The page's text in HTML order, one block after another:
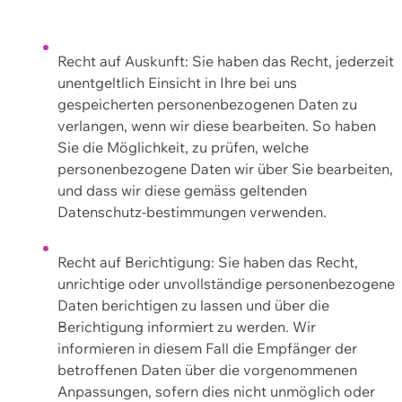
Recht auf Auskunft: Sie haben das Recht, jederzeit
unentgeltlich Einsicht in Ihre bei uns
gespeicherten personenbezogenen Daten zu
verlangen, wenn wir diese bearbeiten. So haben
Sie die Möglichkeit, zu prüfen, welche
personenbezogene Daten wir über Sie bearbeiten,
und dass wir diese gemäss geltenden
Datenschutz-bestimmungen verwenden.
Recht auf Berichtigung: Sie haben das Recht,
unrichtige oder unvollständige personenbezogene
Daten berichtigen zu lassen und über die
Berichtigung informiert zu werden. Wir
informieren in diesem Fall die Empfänger der
betroffenen Daten über die vorgenommenen
Anpassungen, sofern dies nicht unmöglich oder